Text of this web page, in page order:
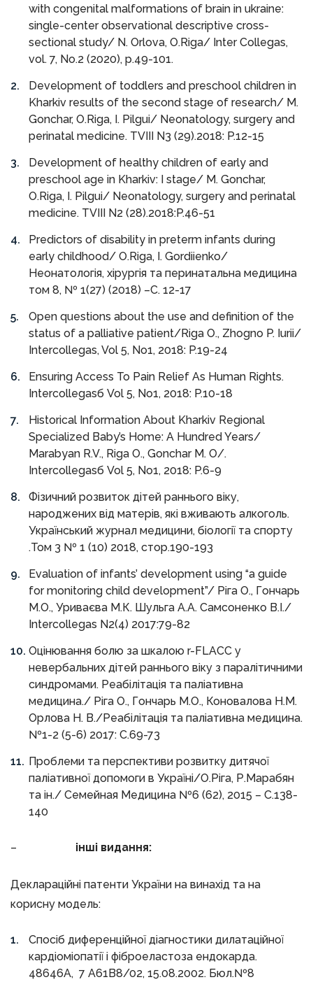
with congenital malformations of brain in ukraine:
single-center observational descriptive cross-
sectional study/ N. Orlova, O.Riga/ Inter Collegas,
vol. 7, No.2 (2020), р.49-101.
Development of toddlers and preschool children in
Kharkiv results of the second stage of research/ M.
Gonchar, O.Riga, I. Pilgui/ Neonatology, surgery and
perinatal medicine. TVIII N3 (29).2018: P.12-15
Development of healthy children of early and
preschool age in Kharkiv: I stage/ M. Gonchar,
O.Riga, I. Pilgui/ Neonatology, surgery and perinatal
medicine. TVIII N2 (28).2018:P.46-51
Predictors of disability in preterm infants during
early childhood/ O.Riga, I. Gordiienko/
Неонатологія, хірургія та перинатальна медицина
том 8, № 1(27) (2018) –C. 12-17
Open questions about the use and definition of the
status of a palliative patient/Riga O., Zhogno P. Iurii/
Intercollegas, Vol 5, No1, 2018: P.19-24
Ensuring Access To Pain Relief As Human Rights.
Intercollegasб Vol 5, No1, 2018: P.10-18
Historical Information About Kharkiv Regional
Specialized Baby’s Home: A Hundred Years/
Marabyan R.V., Riga O., Gonchar M. O/.
Intercollegasб Vol 5, No1, 2018: P.6-9
Фізичний розвиток дітей раннього віку,
народжених від матерів, які вживають алкоголь.
Український журнал медицини, біології та спорту
.Том 3 № 1 (10) 2018, стор.190-193
Evaluation of infants’ development using “a guide
for monitoring child development”/ Ріга О., Гончарь
М.О., Уриваєва М.К. Шульга А.А. Самсоненко В.І./
Intercollegas N2(4) 2017:79-82
Оцінювання болю за шкалою r-FLACC у
невербальних дітей раннього віку з паралітичними
синдромами. Реабілітація та паліативна
медицина./ Ріга О., Гончарь М.О., Коновалова Н.М.
Орлова Н. В./Реабілітація та паліативна медицина.
№1-2 (5-6) 2017: С.69-73
Проблеми та перспективи розвитку дитячої
паліативної допомоги в Україні/О.Ріга, Р.Марабян
та ін./ Семейная Медицина №6 (62), 2015 – С.138-
140
– інші видання:
Деклараційні патенти України на винахід та на
корисну модель:
Спосіб диференційної діагностики дилатаційної
кардіоміопатії і фіброеластоза ендокарда.
48646А, 7 А61В8/02, 15.08.2002. Бюл.№8